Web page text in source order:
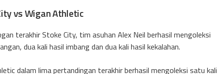
vs Wigan Athletic
terakhir Stoke City, tim asuhan Alex Neil berhasil mengoleksi
dua kali hasil imbang dan dua kali hasil kekalahan.
dalam lima pertandingan terakhir berhasil mengoleksi satu kali